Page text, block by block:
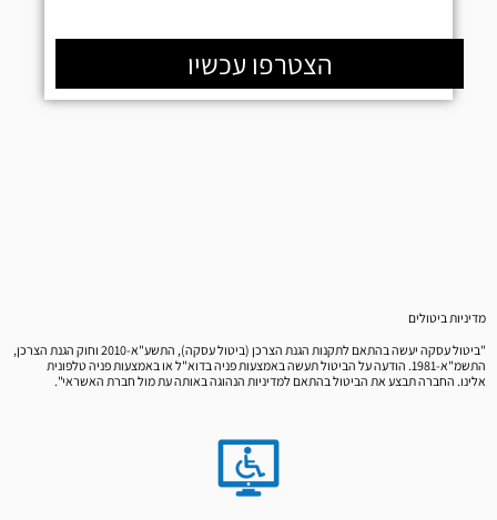
הצטרפו עכשיו
מדיניות ביטולים
"ביטול עסקה יעשה בהתאם לתקנות הגנת הצרכן (ביטול עסקה), התשע"א-2010 וחוק הגנת הצרכן,
התשמ"א-1981. הודעה על הביטול תעשה באמצעות פניה בדוא"ל או באמצעות פניה טלפונית
אלינו. החברה תבצע את הביטול בהתאם למדיניות הנהוגה באותה עת מול חברת האשראי".